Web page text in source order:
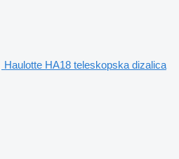
Haulotte HA18 teleskopska dizalica